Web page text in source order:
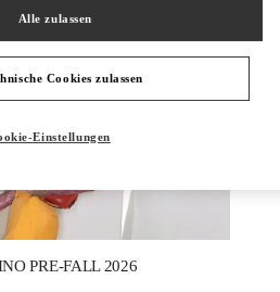
PRE-FALL 2026
Cookies zulassen
Alle zulassen
Einstellungen